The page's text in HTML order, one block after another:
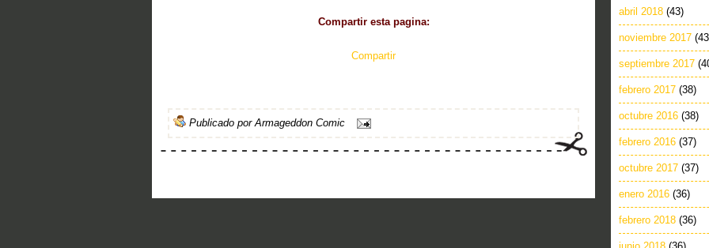
Compartir esta pagina:
Compartir
Publicado porArmageddon Comic
abril 2018 (43)
noviembre 2017
septiembre 2017
febrero 2017 (38)
octubre 2016 (38)
febrero 2016 (37)
octubre 2017 (37)
enero 2016 (36)
febrero 2018 (36)